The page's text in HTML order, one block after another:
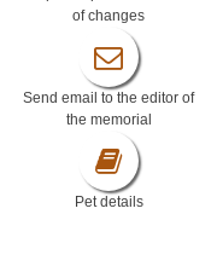
of changes
Send email to the editor of
the memorial
Pet details